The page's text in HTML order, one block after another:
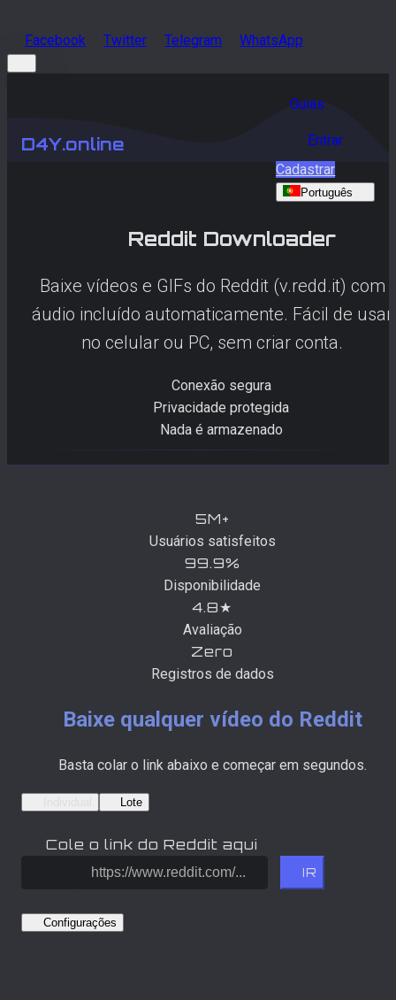
Facebook Twitter Telegram WhatsApp
D4Y.online
Guias
Entrar
Cadastrar
Português
Reddit Downloader
Baixe vídeos e GIFs do Reddit (v.redd.it) com
áudio incluído automaticamente. Fácil de usar
no celular ou PC, sem criar conta.
Conexão segura
Privacidade protegida
Nada é armazenado
5M+
Usuários satisfeitos
99.9%
Disponibilidade
4.8★
Avaliação
Zero
Registros de dados
Baixe qualquer vídeo do Reddit
Basta colar o link abaixo e começar em segundos.
Lote
Cole o link do Reddit aqui
IR
Configurações